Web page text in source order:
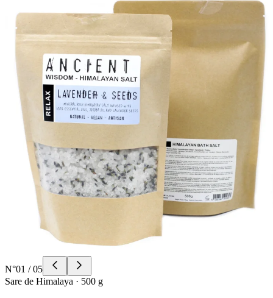
N°01 /05
Sare de Himalaya · 500 g